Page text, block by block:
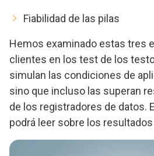
Fiabilidad de las pilas
Hemos examinado estas tres
clientes en los test de los
simulan las condiciones de
sino que incluso las superan
de los registradores de datos.
podrá leer sobre los